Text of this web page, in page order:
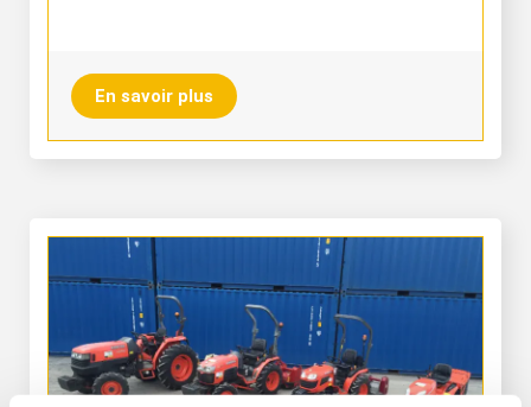
En savoir plus